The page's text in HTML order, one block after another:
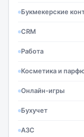
Букмекерские
CRM
Работа
Косметика и
Онлайн-игры
Бухучет
АЗС